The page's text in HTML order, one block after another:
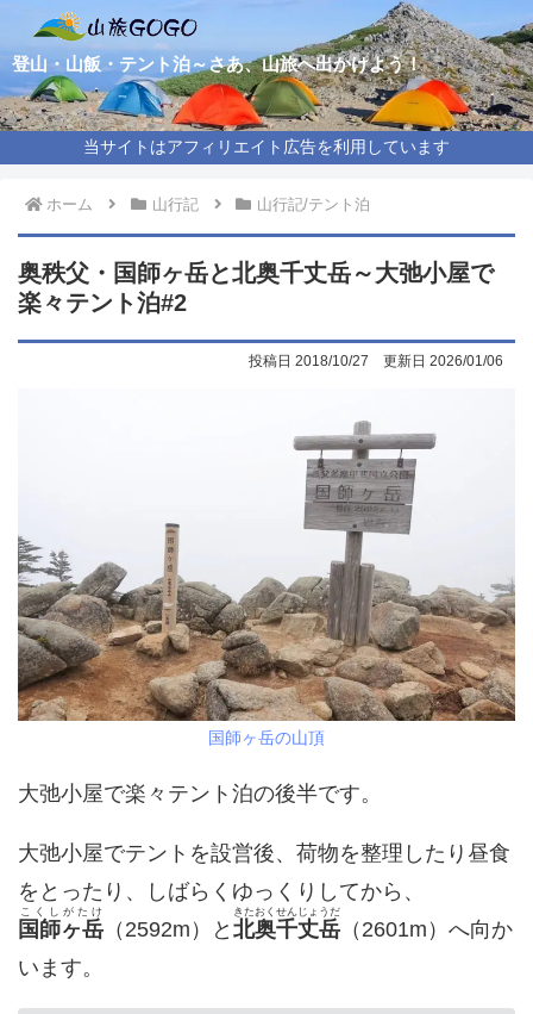
登山・山飯・テント泊～さあ、山旅へ出かけよう！
当サイトはアフィリエイト広告を利用しています
ホーム 山行記 山行記/テント泊
奥秩父・国師ヶ岳と北奥千丈岳～大弛小屋で
楽々テント泊#2
2018/10/27 2026/01/06
国師ヶ岳の山頂
大弛小屋で楽々テント泊の後半です。
大弛小屋でテントを設営後、荷物を整理したり昼食
をとったり、しばらくゆっくりしてから、
国師ヶ岳
こくしがたけ
（2592m）と 北奥千丈岳
きたおくせんじょうだ
（2601m）へ向か
います。